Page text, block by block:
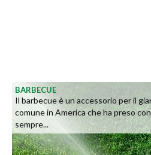
BARBECUE
Il barbecue è un accessorio per il
comune in America che ha preso
sempre...